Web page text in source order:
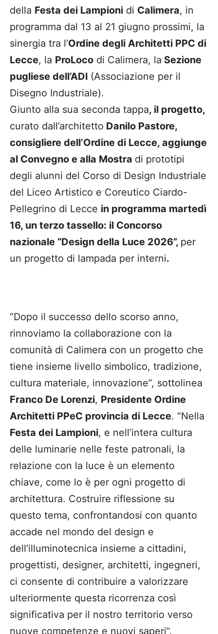
della Festa dei Lampioni di Calimera, in
programma dal 13 al 21 giugno prossimi, la
sinergia tra l’Ordine degli Architetti PPC di
Lecce, la ProLoco di Calimera, la Sezione
pugliese dell’ADI (Associazione per il
Disegno Industriale).
Giunto alla sua seconda tappa, il progetto,
curato dall’architetto Danilo Pastore,
consigliere dell’Ordine di Lecce, aggiunge
al Convegno e alla Mostra di prototipi
degli alunni del Corso di Design Industriale
del Liceo Artistico e Coreutico Ciardo-
Pellegrino di Lecce in programma martedì
16, un terzo tassello: il Concorso
nazionale “Design della Luce 2026”, per
un progetto di lampada per interni.
“Dopo il successo dello scorso anno,
rinnoviamo la collaborazione con la
comunità di Calimera con un progetto che
tiene insieme livello simbolico, tradizione,
cultura materiale, innovazione”, sottolinea
Franco De Lorenzi, Presidente Ordine
Architetti PPeC provincia di Lecce. “Nella
Festa dei Lampioni, e nell’intera cultura
delle luminarie nelle feste patronali, la
relazione con la luce è un elemento
chiave, come lo è per ogni progetto di
architettura. Costruire riflessione su
questo tema, confrontandosi con quanto
accade nel mondo del design e
dell’illuminotecnica insieme a cittadini,
progettisti, designer, architetti, ingegneri,
ci consente di contribuire a valorizzare
ulteriormente questa ricorrenza così
significativa per il nostro territorio verso
nuove competenze e nuovi saperi”.